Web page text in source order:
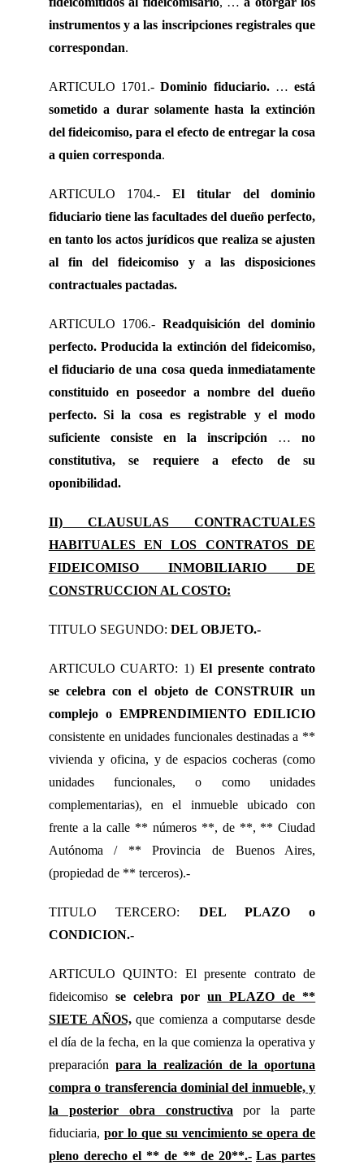
instrumentos y a las inscripciones registrales que
correspondan.
ARTICULO 1701.-Dominio fiduciario.…está
sometido a durar solamente hasta la extinción
del fideicomiso, para el efecto de entregar la cosa
a quien corresponda.
ARTICULO 1704.-El titular del dominio
fiduciario tiene las facultades del dueño perfecto,
en tanto los actos jurídicos que realiza se ajusten
al fin del fideicomiso y a las disposiciones
contractuales pactadas.
ARTICULO 1706.- Readquisición del dominio
perfecto. Producida la extinción del fideicomiso,
el fiduciario de una cosa queda inmediatamente
constituido en poseedor a nombre del dueño
perfecto. Si la cosa es registrable y el modo
suficiente consiste en la inscripción …no
constitutiva, se requiere a efecto de su
oponibilidad.
II) CLAUSULAS CONTRACTUALES
HABITUALES EN LOS CONTRATOS DE
FIDEICOMISO INMOBILIARIO DE
CONSTRUCCION AL COSTO:
TITULO SEGUNDO: DEL OBJETO.-
ARTICULO CUARTO: 1) El presente contrato
se celebra con el objeto de CONSTRUIR un
complejo o EMPRENDIMIENTO EDILICIO
consistente en unidades funcionales destinadas a **
vivienda y oficina, y de espacios cocheras (como
unidades funcionales, o como unidades
complementarias), en el inmueble ubicado con
frente a la calle ** números **, de **, ** Ciudad
Autónoma / ** Provincia de Buenos Aires,
(propiedad de ** terceros).-
TITULO TERCERO: DEL PLAZO o
CONDICION.-
ARTICULO QUINTO: El presente contrato de
fideicomiso se celebra porun PLAZO de **
SIETE AÑOS, que comienza a computarse desde
el día de la fecha, en la que comienza la operativa y
preparación para la realización de la oportuna
compra o transferencia dominial del inmueble, y
la posterior obra constructiva
por la parte
fiduciaria, por lo que su vencimiento se opera de
pleno derecho el ** de ** de 20**.- Las partes